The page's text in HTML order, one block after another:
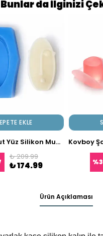
Bunlar da İlginizi
EKLE
Dikey Soyut Yüz Silikon Mum Kalıbı
₺ 209.99
₺ 174.99
Kovboy
%
Ürün Açıklaması